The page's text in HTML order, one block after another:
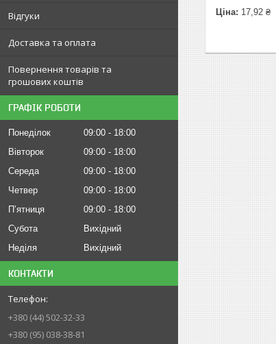
Відгуки
Доставка та оплата
Повернення товарів та
грошових коштів
ГРАФІК РОБОТИ
Понеділок 09:00
18:00
Вівторок
09:00
18:00
Середа
09:00
18:00
Четвер
09:00
18:00
Пʼятниця
09:00
18:00
Субота
Вихідний
Неділя
Вихідний
КОНТАКТИ
+380 (44) 502-32-33
+380 (95) 038-38-81
Ціна: 17,92 ₴